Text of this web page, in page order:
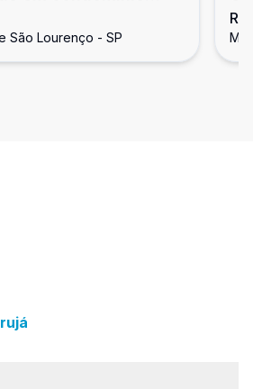
de São Lourenço
São Lourenço - SP